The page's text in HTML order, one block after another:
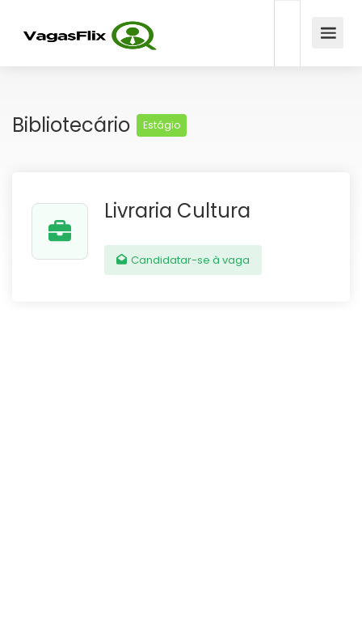
Bibliotecário Estágio
Livraria Cultura
Candidatar-se à vaga